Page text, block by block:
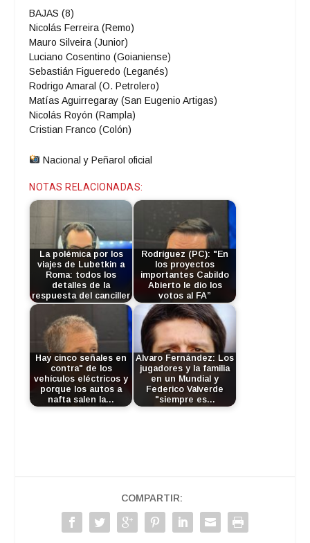
BAJAS (8)
Nicolás Ferreira (Remo)
Mauro Silveira (Junior)
Luciano Cosentino (Goianiense)
Sebastián Figueredo (Leganés)
Rodrigo Amaral (O. Petrolero)
Matías Aguirregaray (San Eugenio Artigas)
Nicolás Royón (Rampla)
Cristian Franco (Colón)
Nacional y Peñarol oficial
NOTAS RELACIONADAS:
La polémica por los
viajes de Lubetkin a
Roma: todos los
detalles de la
respuesta del canciller
Rodríguez (PC): "En
los proyectos
importantes Cabildo
Abierto le dio los
votos al FA”
Hay cinco señales en
contra" de los
vehículos eléctricos y
porque los autos a
nafta salen la…
Alvaro Fernández: Los
jugadores y la familia
en un Mundial y
Federico Valverde
"siempre es…
COMPARTIR: